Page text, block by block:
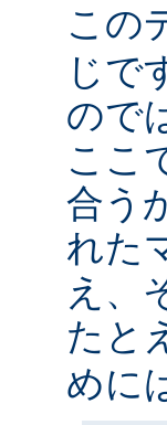
この
じで
ので
ここ
合う
れた
え、
たと
めに